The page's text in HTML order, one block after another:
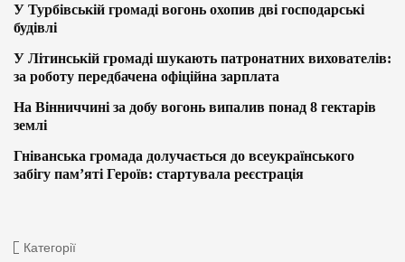
У Турбівській громаді вогонь охопив дві господарські
будівлі
У Літинській громаді шукають патронатних вихователів:
за роботу передбачена офіційна зарплата
На Вінниччині за добу вогонь випалив понад 8 гектарів
землі
Гніванська громада долучається до всеукраїнського
забігу пам’яті Героїв: стартувала реєстрація
Категорії